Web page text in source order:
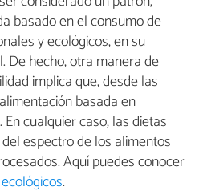
basado en el consumo de
y ecológicos, en su
De hecho, otra manera de
implica que, desde las
basada en
En cualquier caso, las dietas
espectro de los alimentos
Aquí puedes conocer
.